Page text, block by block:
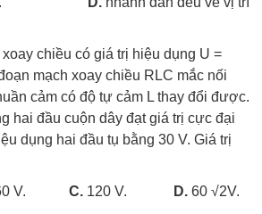
chiều có giá trị hiệu dụng U =
mạch xoay chiều RLC mắc nối
cảm có độ tự cảm L thay đổi được.
hai đầu cuộn dây đạt giá trị cực đại
dụng hai đầu tụ bằng 30 V. Giá trị
V. C. 120 V. D. 60 √2V.